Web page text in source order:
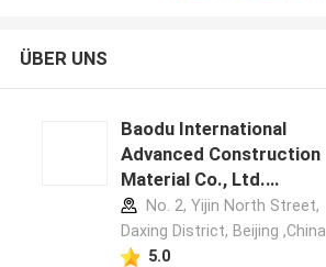
ÜBER UNS
Baodu International
Advanced Construction
Material Co., Ltd.
Herstellerprofil
No. 2, Yijin North Street,
Daxing District, Beijing ,China
5.0